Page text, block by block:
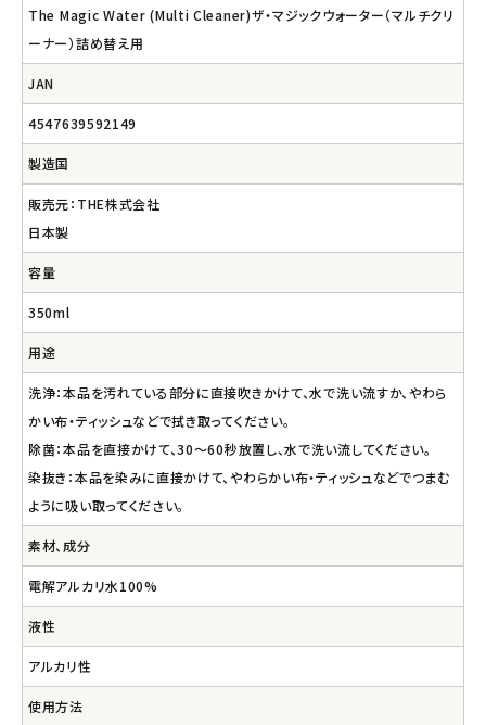
The Magic Water (Multi Cleaner)ザ・マジックウォーター（マルチクリ
ーナー）詰め替え用
JAN
4547639592149
製造国
販売元：THE株式会社
日本製
容量
350ml
用途
洗浄：本品を汚れている部分に直接吹きかけて、水で洗い流すか、やわら
かい布・ティッシュなどで拭き取ってください。
除菌：本品を直接かけて、30～60秒放置し、水で洗い流してください。
染抜き：本品を染みに直接かけて、やわらかい布・ティッシュなどでつまむ
ように吸い取ってください。
素材、成分
電解アルカリ水100%
液性
アルカリ性
使用方法